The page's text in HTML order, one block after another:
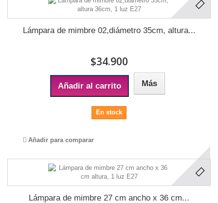
Lámpara de mimbre 02,diámetro 35cm, altura...
$34.900
Añadir al carrito Más
En stock
Añadir para comparar
Lámpara de mimbre 27 cm ancho x 36 cm...